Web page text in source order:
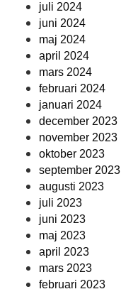
juli 2024
juni 2024
maj 2024
april 2024
mars 2024
februari 2024
januari 2024
december 2023
november 2023
oktober 2023
september 2023
augusti 2023
juli 2023
juni 2023
maj 2023
april 2023
mars 2023
februari 2023